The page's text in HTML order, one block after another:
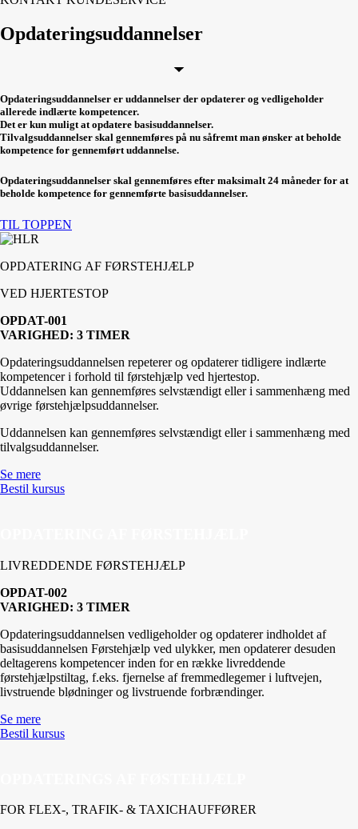
Opdateringsuddannelser
Opdateringsuddannelser er uddannelser der opdaterer og vedligeholder
allerede indlærte kompetencer.
Det er kun muligt at opdatere basisuddannelser.
Tilvalgsuddannelser skal gennemføres på nu såfremt man ønsker at beholde
kompetence for gennemført uddannelse.
Opdateringsuddannelser skal gennemføres efter maksimalt 24 måneder for at
beholde kompetence for gennemførte basisuddannelser.
TIL TOPPEN
OPDATERING AF FØRSTEHJÆLP
VED HJERTESTOP
OPDAT-001
VARIGHED: 3 TIMER
Opdateringsuddannelsen repeterer og opdaterer tidligere indlærte
kompetencer i forhold til førstehjælp ved hjertestop.
Uddannelsen kan gennemføres selvstændigt eller i sammenhæng med
øvrige førstehjælpsuddannelser.
Uddannelsen kan gennemføres selvstændigt eller i sammenhæng med
tilvalgsuddannelser.
Se mere
Bestil kursus
LIVREDDENDE FØRSTEHJÆLP
OPDAT-002
VARIGHED: 3 TIMER
Opdateringsuddannelsen vedligeholder og opdaterer indholdet af
basisuddannelsen Førstehjælp ved ulykker, men opdaterer desuden
deltagerens kompetencer inden for en række livreddende
førstehjælpstiltag, f.eks. fjernelse af fremmedlegemer i luftvejen,
livstruende blødninger og livstruende forbrændinger.
Se mere
Bestil kursus
FOR FLEX-, TRAFIK- & TAXICHAUFFØRER